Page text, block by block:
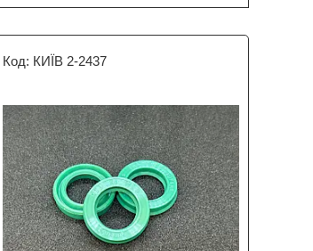
КИЇВ 2-2437